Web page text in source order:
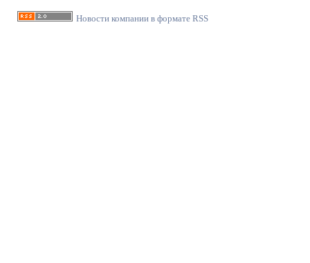
Новости компании в формате RSS